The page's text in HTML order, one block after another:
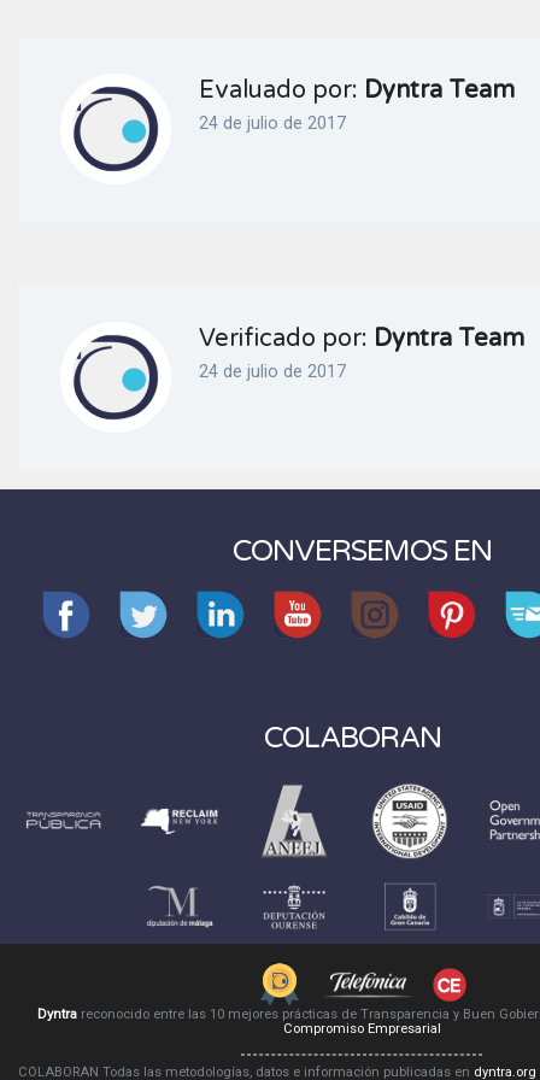
Evaluado por: Dyntra Team
24 de julio de 2017
Verificado por: Dyntra Team
24 de julio de 2017
CONVERSEMOS EN
COLABORAN
Dyntrareconocido entre las 10 mejores prácticas de Transparencia y Buen
Compromiso Empresarial
COLABORAN Todas las metodologías, datos e información publicadas en dyntra.org